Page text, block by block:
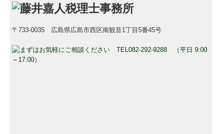
〒733-0035 広島県広島市西区南観音1丁目5番45号